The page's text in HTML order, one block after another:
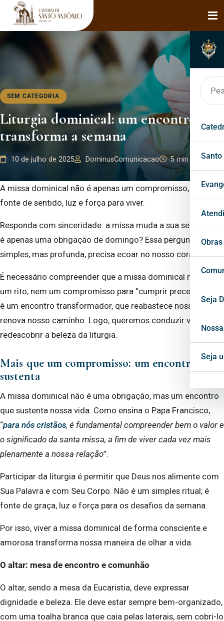
Blog
Seja
Seja
SEM CATEGORIA
Liturgia dominical: um encontro que
transforma a semana
10 de julho de 2025 DominusComunicacao 5 min de leitura
A missa dominical não é apenas um compromisso, mas
fonte de sentido, luz e força para viver.
Responda com sinceridade: a missa muda a sua semana, ou
é apenas uma obrigação de domingo? Essa pergunta,
simples, mas profunda, precisa ecoar no nosso coração.
É necessário compreender que a missa dominical não é só
um rito, nem um compromisso para “cumprir preceito”. Ela
é um encontro transformador, que reabastece nossa alma e
renova nosso caminho. Logo, queremos conduzir você a
redescobrir a beleza da liturgia.
Mais que um compromisso: um encontro que
sustenta
A missa dominical não é uma obrigação, mas um encontro
que sustenta nossa vida. Como ensina o Papa Francisco,
“para nós cristãos, é fundamental compreender bem o valor e
o significado da santa missa, a fim de viver cada vez mais
plenamente a nossa relação”.
Participar da liturgia é permitir que Deus nos alimente com
Sua Palavra e com Seu Corpo. Não é um simples ritual; é
fonte de graça, luz e força para os desafios da semana.
Por isso, viver a missa dominical de forma consciente e
amorosa transforma nossa maneira de olhar a vida.
O altar: mesa de encontro e comunhão
O altar, sendo a mesa da Eucaristia, deve expressar
dignidade e beleza. Ele deve estar sempre bem-organizado,
com uma toalha branca que caia pelas laterais, sem cobri-lo